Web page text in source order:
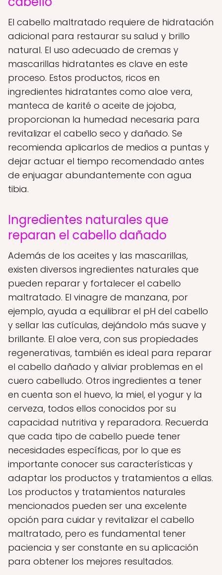
El cabello maltratado requiere de hidratación
adicional para restaurar su salud y brillo
natural. El uso adecuado de cremas y
mascarillas hidratantes es clave en este
proceso. Estos productos, ricos en
ingredientes hidratantes como aloe vera,
manteca de karité o aceite de jojoba,
proporcionan la humedad necesaria para
revitalizar el cabello seco y dañado. Se
recomienda aplicarlos de medios a puntas y
dejar actuar el tiempo recomendado antes
de enjuagar abundantemente con agua
tibia.
Ingredientes naturales que
reparan el cabello dañado
Además de los aceites y las mascarillas,
existen diversos ingredientes naturales que
pueden reparar y fortalecer el cabello
maltratado. El vinagre de manzana, por
ejemplo, ayuda a equilibrar el pH del cabello
y sellar las cutículas, dejándolo más suave y
brillante. El aloe vera, con sus propiedades
regenerativas, también es ideal para reparar
el cabello dañado y aliviar problemas en el
cuero cabelludo. Otros ingredientes a tener
en cuenta son el huevo, la miel, el yogur y la
cerveza, todos ellos conocidos por su
capacidad nutritiva y reparadora. Recuerda
que cada tipo de cabello puede tener
necesidades específicas, por lo que es
importante conocer sus características y
adaptar los productos y tratamientos a ellas.
Los productos y tratamientos naturales
mencionados pueden ser una excelente
opción para cuidar y revitalizar el cabello
maltratado, pero es fundamental tener
paciencia y ser constante en su aplicación
para obtener los mejores resultados.